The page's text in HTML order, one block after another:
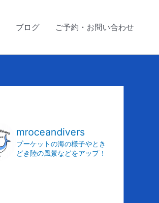
ブログ ご予約・お問い合わせ
mroceandivers
プーケットの海の様子やとき
どき陸の風景などをアップ！